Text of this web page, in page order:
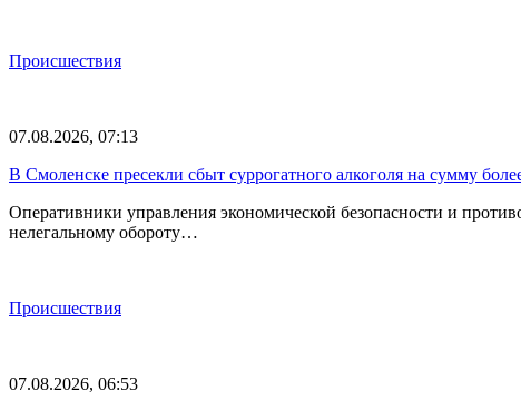
Происшествия
07.08.2026, 07:13
В Смоленске пресекли сбыт суррогатного алкоголя на сумму
Оперативники управления экономической безопасности и
нелегальному обороту…
Происшествия
07.08.2026, 06:53